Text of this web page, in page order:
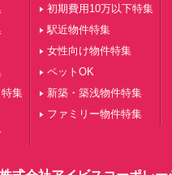
集
初期費用10万以下特集
駅近物件特集
女性向け物件特集
ペットOK
新築・築浅物件特集
ファミリー物件特集